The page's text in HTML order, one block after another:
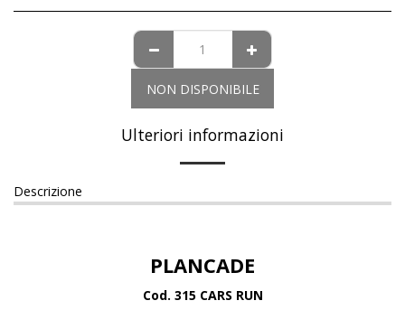
NON DISPONIBILE
Ulteriori informazioni
Descrizione
PLANCADE
Cod. 315 CARS RUN